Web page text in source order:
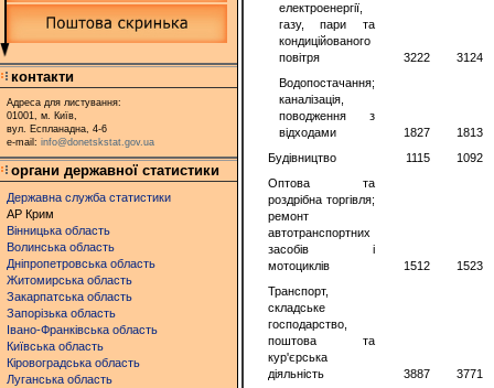
контакти
Адреса для листування:
01001, м. Київ,
вул. Еспланадна, 4-6
e-mail: info@donetskstat.gov.ua
органи державної статистики
Державна служба статистики
АР Крим
Вінницька область
Волинська область
Дніпропетровська область
Житомирська область
Закарпатська область
Запорізька область
Івано-Франківська область
Київська область
Кіровоградська область
Луганська область
електроенергії,
газу, пари та
кондиційованого
повітря
3222
3124
Водопостачання;
каналізація,
поводження з
відходами
1827
1813
Будівництво
1115
1092
Оптова та
роздрібна торгівля;
ремонт
автотранспортних
засобів і
мотоциклів
1512
1523
Транспорт,
складське
господарство,
поштова та
кур'єрська
діяльність
3887
3771